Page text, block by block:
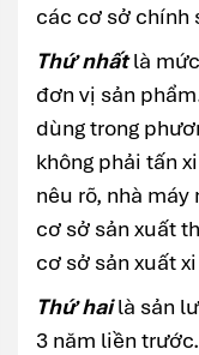
các cơ sở chính
Thứ nhấtlà
đơn vị sản
dùng trong
không phải tấn
nêu rõ, nhà
cơ sở sản xuất
cơ sở sản xuất
Thứ hailà sản
3 năm liền